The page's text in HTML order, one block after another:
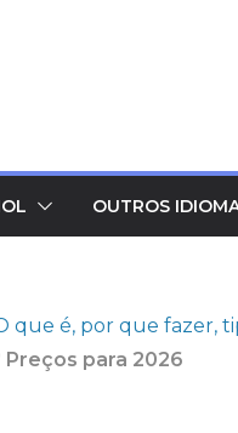
OUTROS
é, por que fazer,
para 2026